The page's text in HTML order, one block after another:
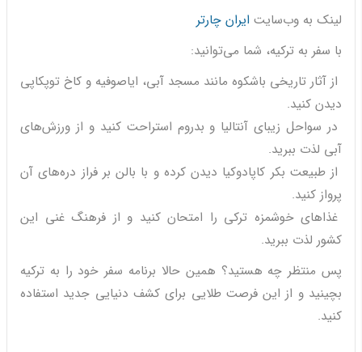
لینک به وب‌سایت ایران چارتر
با سفر به ترکیه، شما می‌توانید:
از آثار تاریخی باشکوه مانند مسجد آبی، ایاصوفیه و کاخ توپکاپی
دیدن کنید.
در سواحل زیبای آنتالیا و بدروم استراحت کنید و از ورزش‌های
آبی لذت ببرید.
از طبیعت بکر کاپادوکیا دیدن کرده و با بالن بر فراز دره‌های آن
پرواز کنید.
غذاهای خوشمزه ترکی را امتحان کنید و از فرهنگ غنی این
کشور لذت ببرید.
پس منتظر چه هستید؟ همین حالا برنامه سفر خود را به ترکیه
بچینید و از این فرصت طلایی برای کشف دنیایی جدید استفاده
کنید.